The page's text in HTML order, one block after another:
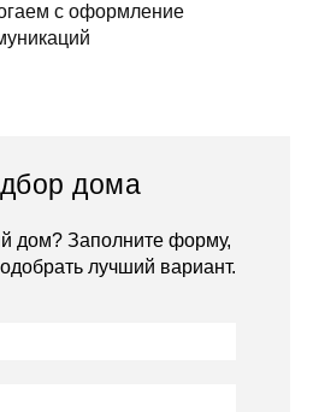
с оформление
дома
дом? Заполните форму,
лучший вариант.